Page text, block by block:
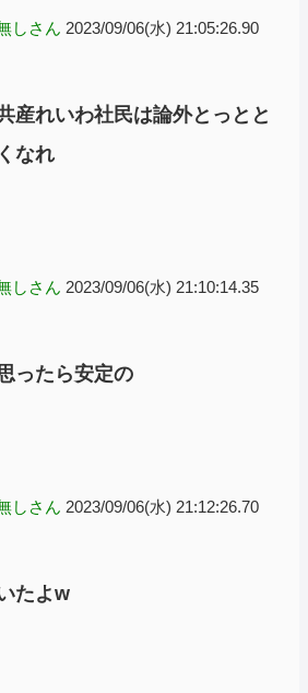
しさん 2023/09/06(水) 21:05:26.90
産れいわ社民は論外とっとと
なれ
しさん 2023/09/06(水) 21:10:14.35
ったら安定の
しさん 2023/09/06(水) 21:12:26.70
たよw